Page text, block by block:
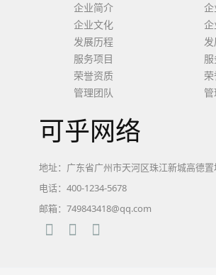
企业简介
企业文化
发展历程
服务项目
荣誉资质
管理团队
发
可乎网络
地址：广东省广州市天河区珠江新城高德置
电话：400-1234-5678
邮箱：749843418@qq.com